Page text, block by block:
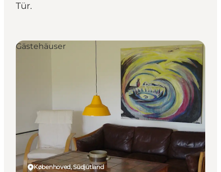
Tür.
Københoved, Südjütland
Gästehäuser